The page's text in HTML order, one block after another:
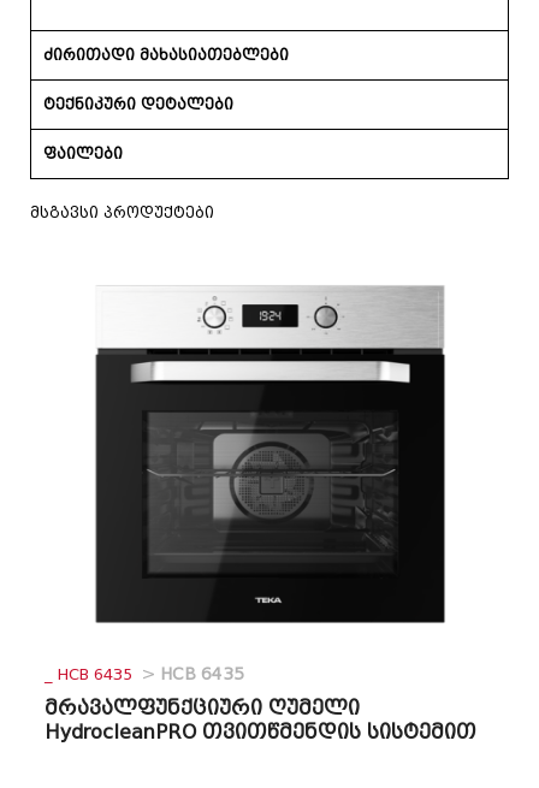
ძირითადი მახასიათებლები
ტექნიკური დეტალები
ფაილები
მსგავსი პროდუქტები
_ HCB 6435 > HCB 6435
მრავალფუნქციური ღუმელი
HydrocleanPRO თვითწმენდის სისტემით